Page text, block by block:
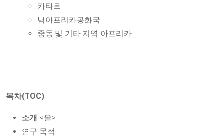
카타르
남아프리카공화국
중동 및 기타 지역 아프리카
목차(TOC)
소개 <올>
연구 목적